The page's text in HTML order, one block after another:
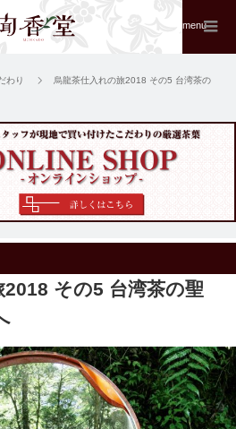
menu
わり
烏龍茶仕入れの旅2018 その5 台湾茶の
その5 台湾茶の聖